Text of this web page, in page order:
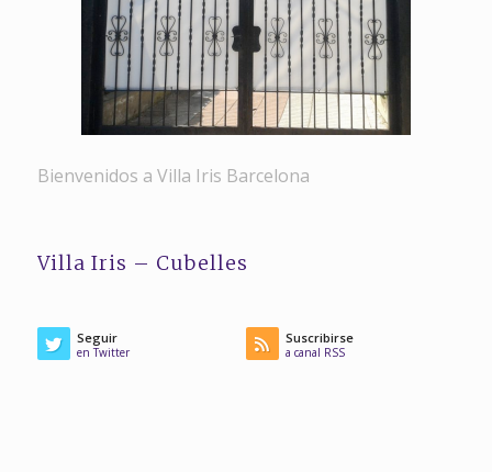
Bienvenidos a Villa Iris Barcelona
Villa Iris – Cubelles
Seguir
en Twitter
Suscribirse
a canal RSS